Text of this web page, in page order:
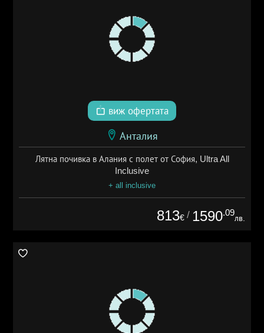
виж офертата
Анталия
Лятна почивка в Алания с полет от София, Ultra All
Inclusive
+ all inclusive
813€ / 1590.09
лв.